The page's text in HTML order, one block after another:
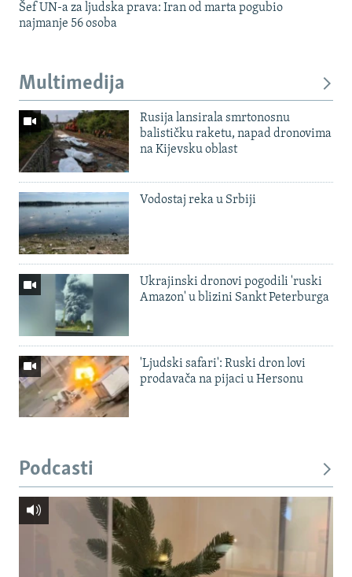
Šef UN-a za ljudska prava: Iran od marta pogubio
najmanje 56 osoba
Multimedija
Rusija lansirala smrtonosnu
balističku raketu, napad dronovima
na Kijevsku oblast
Vodostaj reka u Srbiji
Ukrajinski dronovi pogodili 'ruski
Amazon' u blizini Sankt Peterburga
'Ljudski safari': Ruski dron lovi
prodavača na pijaci u Hersonu
Podcasti